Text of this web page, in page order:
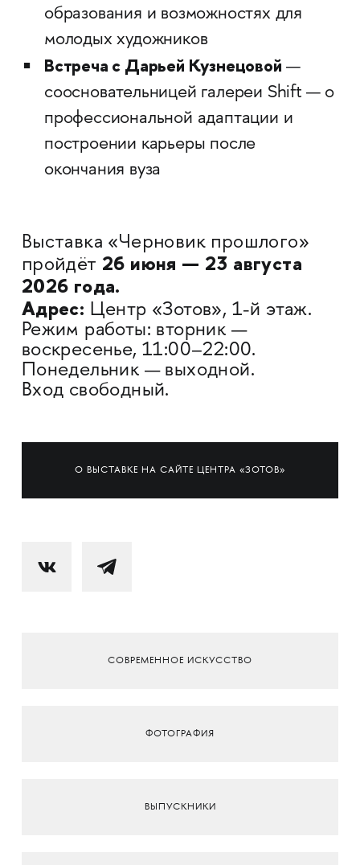
образования и возможностях для
молодых художников
Встреча с Дарьей Кузнецовой —
соосновательницей галереи Shift — о
профессиональной адаптации и
построении карьеры после
окончания вуза
Выставка «Черновик прошлого»
пройдёт 26 июня — 23 августа
2026 года.
Адрес: Центр «Зотов», 1-й этаж.
Режим работы: вторник —
воскресенье, 11:00–22:00.
Понедельник — выходной.
Вход свободный.
О ВЫСТАВКЕ НА САЙТЕ ЦЕНТРА «ЗОТОВ»
СОВРЕМЕННОЕ ИСКУССТВО
ФОТОГРАФИЯ
ВЫПУСКНИКИ